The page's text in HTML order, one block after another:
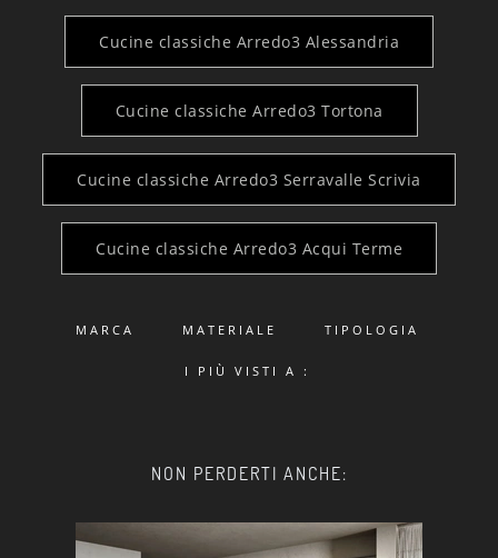
Cucine classiche Arredo3 Alessandria
Cucine classiche Arredo3 Tortona
Cucine classiche Arredo3 Serravalle Scrivia
Cucine classiche Arredo3 Acqui Terme
MARCA MATERIALE TIPOLOGIA
I PIÙ VISTI A :
NON PERDERTI ANCHE: